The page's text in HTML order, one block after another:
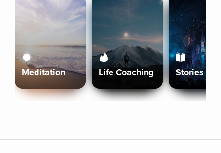
Meditation Life Coaching Stories